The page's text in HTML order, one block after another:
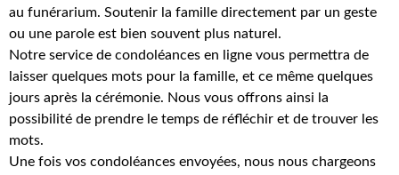
au funérarium. Soutenir la famille directement par un geste
ou une parole est bien souvent plus naturel.
Notre service de condoléances en ligne vous permettra de
laisser quelques mots pour la famille, et ce même quelques
jours après la cérémonie. Nous vous offrons ainsi la
possibilité de prendre le temps de réfléchir et de trouver les
mots.
Une fois vos condoléances envoyées, nous nous chargeons